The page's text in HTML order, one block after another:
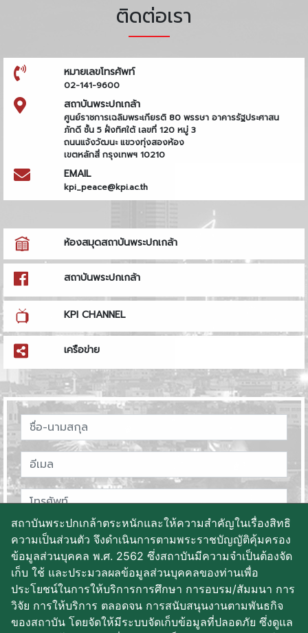
ติดต่อเรา
หมายเลขโทรศัพท์
02-141-9600
สถาบันพระปกเกล้า
ศูนย์ราชการเฉลิมพระเกียรติ 80 พรรษา อาคารรัฐประศาสน
ภักดี ชั้น 5 ฝั่งทิศใต้ เลขที่ 120 หมู่ 3
ถนนแจ้งวัฒนะ แขวงทุ่งสองห้อง
เขตหลักสี่ กรุงเทพฯ 10210
EMAIL
kpi_peace@kpi.ac.th
ห้องสมุดสถาบันพระปกเกล้า
สถาบันพระปกเกล้า
KPI CHANNEL
เครือข่าย
บันทึกข้อมูล
สถาบันพระปกเกล้าตระหนักและให้ความสำคัญในเรื่องสิทธิ
ความเป็นส่วนตัว จึงดำเนินการตามพระราชบัญญัติคุ้มครอง
ข้อมูลส่วนบุคคล พ.ศ. 2562 ซึ่งสถาบันมีความจำเป็นต้องจัด
เก็บ ใช้ และประมวลผลข้อมูลส่วนบุคคลของท่านเพื่อ
ประโยชน์ในการให้บริการการศึกษา การอบรม/สัมมนา การ
วิจัย การให้บริการ ตลอดจน การสนับสนุนงานตามพันธกิจ
ของสถาบัน โดยจัดให้มีระบบจัดเก็บข้อมูลที่ปลอดภัย ซึ่งดูแล